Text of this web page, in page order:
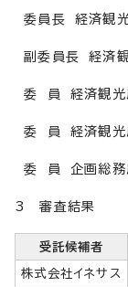
委員長 経済観
副委員長 経済
委 員 経済観光
委 員 経済観光
委 員 企画総務
3 審査結果
受託候補者
株式会社イネサス